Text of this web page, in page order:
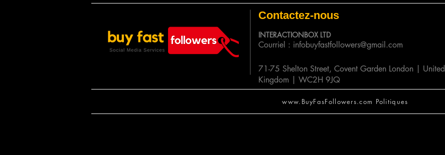
Courriel : infobuyfastfollowers@gmail.com
71-75 Shelton Street, Covent Garden London | United
Kingdom | WC2H 9JQ
Contactez-nous
INTERACTIONBOX LTD
www.BuyFasFollowers.com Politiques